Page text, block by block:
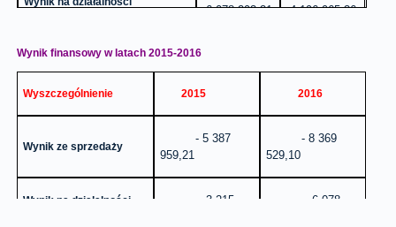
6 078 293,31 4 196 965,36
Wynik finansowy brutto
Wynik finansowy netto 4 253 632,81 2 632 952,25
Wynik finansowy w latach 2015-2016
Wyszczególnienie 2015 2016
Wynik ze sprzedaży
- 5 387
959,21
- 8 369
529,10
Wynik na działalności
3 215
6 078